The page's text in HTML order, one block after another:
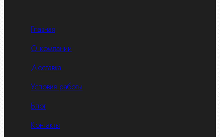
Главная
О компании
Доставка
Условия работы
Блог
Контакты